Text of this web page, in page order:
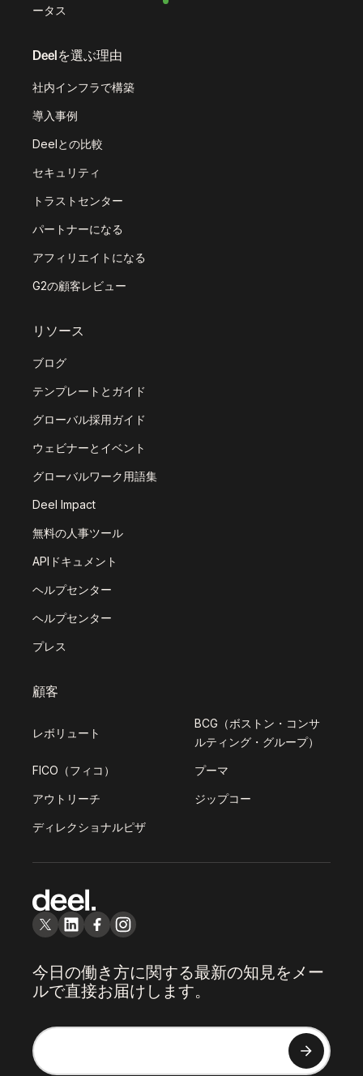
ータス
Deelを選ぶ理由
社内インフラで構築
導入事例
Deelとの比較
セキュリティ
トラストセンター
パートナーになる
アフィリエイトになる
G2の顧客レビュー
リソース
ブログ
テンプレートとガイド
グローバル採用ガイド
ウェビナーとイベント
グローバルワーク用語集
Deel Impact
無料の人事ツール
APIドキュメント
ヘルプセンター
ヘルプセンター
プレス
顧客
レボリュート
BCG（ボストン・コンサ
ルティング・グループ）
FICO（フィコ） プーマ
アウトリーチ ジップコー
ディレクショナルピザ
今日の働き方に関する最新の知見をメー
ルで直接お届けします。